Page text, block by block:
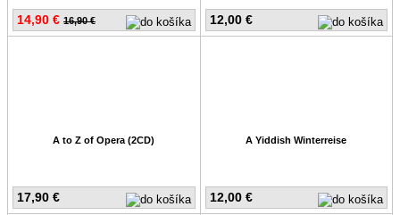
14,90 € 16,90 € 12,00 €
17,90 €
A to Z of Opera (2CD)
12,00 €
A Yiddish Winterreise